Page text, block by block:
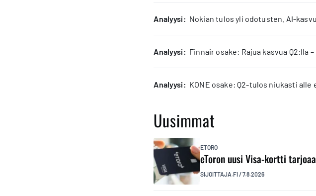
analyysi: Nokian tulos yli odotusten. AI-
analyysi: Finnair osake: Rajua kasvua Q2:lla
analyysi: KONE osake: Q2-tulos niukasti
Uusimmat
ETORO
eToron uusi Visa-kortti
SIJOITTAJA.FI/7.8.2026